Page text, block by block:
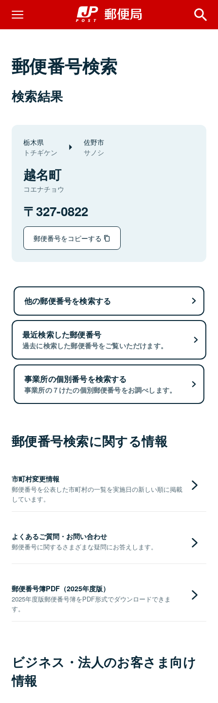
郵便番号検索
検索結果
栃木県
トチギケン
佐野市
サノシ
越名町
コエナチョウ
327-0822
郵便番号をコピーする
他の郵便番号を検索する
最近検索した郵便番号
過去に検索した郵便番号をご覧いただけます。
事業所の個別番号を検索する
事業所の７けたの個別郵便番号をお調べします。
郵便番号検索に関する情報
市町村変更情報
郵便番号を公表した市町村の一覧を実施日の新しい順に掲載
しています。
よくあるご質問・お問い合わせ
郵便番号に関するさまざまな疑問にお答えします。
郵便番号簿PDF（2025年度版）
2025年度版郵便番号簿をPDF形式でダウンロードできま
す。
ビジネス・法人のお客さま向け
情報